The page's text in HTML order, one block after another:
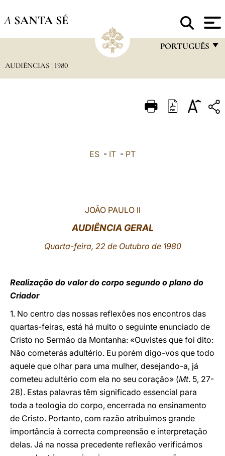
A SANTA SÉ
PORTUGUÊS
ITALIANO
LATINE
AUDIÊNCIAS 1980
ES - IT - PT
JOÃO PAULO II
AUDIÊNCIA GERAL
Quarta-feira, 22 de Outubro de 1980
Realização do valor do corpo segundo o plano do
Criador
1. No centro das nossas reflexões nos encontros das
quartas-feiras, está há muito o seguinte enunciado de
Cristo no Sermão da Montanha: «Ouvistes que foi dito:
Não cometerás adultério. Eu porém digo-vos que todo
aquele que olhar para uma mulher, desejando-a, já
cometeu adultério com ela no seu coração» (Mt. 5, 27-
28). Estas palavras têm significado essencial para
toda a teologia do corpo, encerrada no ensinamento
de Cristo. Portanto, com razão atribuímos grande
importância à correcta compreensão e interpretação
delas. Já na nossa precedente reflexão verificámos